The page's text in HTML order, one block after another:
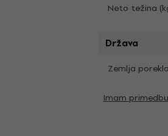
Neto težina
Država
Zemlja porekla
Imam